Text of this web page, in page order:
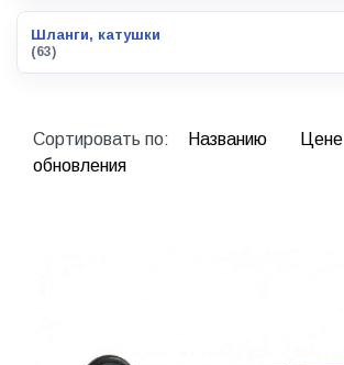
Шланги, катушки
(63)
Сортировать по: Названию Цене
обновления